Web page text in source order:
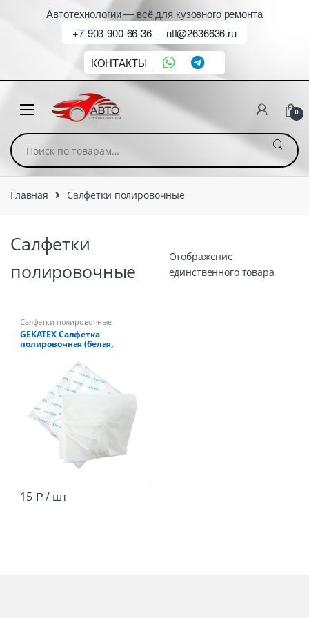
Автотехнологии — всё для кузовного ремонта
+7-903-900-66-36
ntf@2636636.ru
КОНТАКТЫ
0
Искать:
Главная Салфетки полировочные
Салфетки
полировочные
Отображение
единственного товара
Салфетки полировочные
GEKATEX Салфетка
полировочная (белая,
15 Р / шт